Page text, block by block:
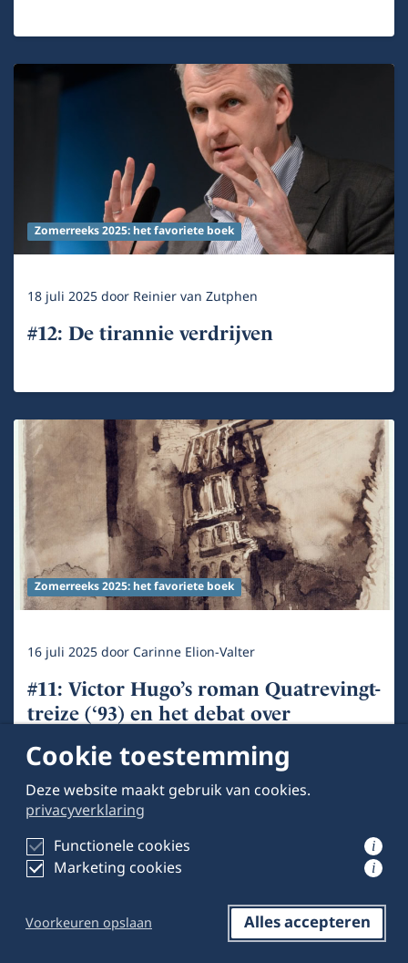
Opslaan Delen op LinkedIn Reageren
Zomerreeks 2025: het favoriete boek
18 juli 2025door Reinier van Zutphen
#12: De tirannie verdrijven
Zomerreeks 2025: het favoriete boek
16 juli 2025doorCarinne Elion-Valter
#11: Victor Hugo’s roman Quatrevingt-
treize (‘93) en het debat over
Cookie toestemming
Deze website maakt gebruik van cookies.
privacyverklaring
Functionele cookies
i
Marketing cookies i
Voorkeuren opslaan Alles accepteren